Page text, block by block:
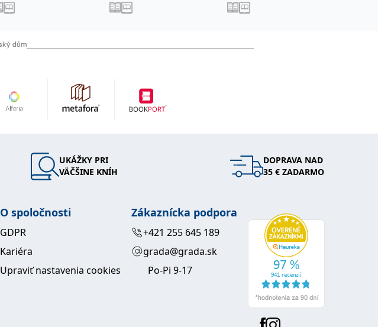
UKÁŽKY PRI
VÄČŠINE KNÍH
DOPRAVA NAD
35 € ZADARMO
O spoločnosti
GDPR
Kariéra
Upraviť nastavenia cookies
Zákaznícka podpora
+421 255 645 189
grada@grada.sk
Po-Pi 9-17